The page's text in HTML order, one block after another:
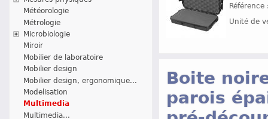
Météorologie
Métrologie
Microbiologie
Miroir
Mobilier de laboratoire
Mobilier design
Mobilier design, ergonomique...
Modelisation
Multimedia
Multimedia...
Unité de
Boite
parois